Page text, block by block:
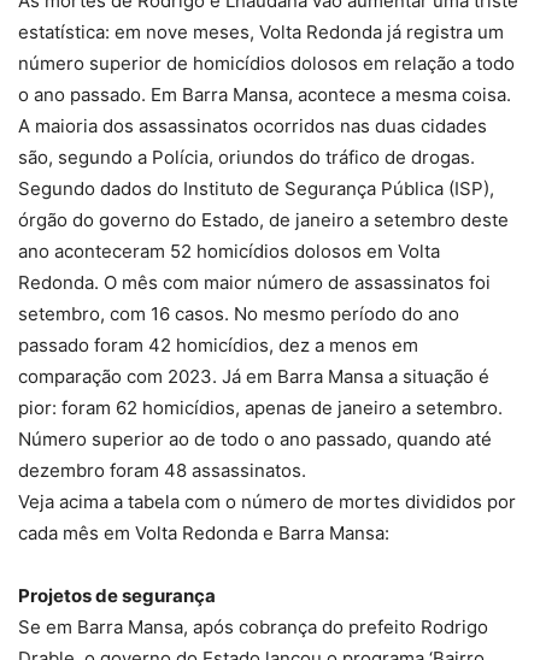
estatística: em nove meses, Volta Redonda já registra um
número superior de homicídios dolosos em relação a todo
o ano passado. Em Barra Mansa, acontece a mesma coisa.
A maioria dos assassinatos ocorridos nas duas cidades
são, segundo a Polícia, oriundos do tráfico de drogas.
Segundo dados do Instituto de Segurança Pública (ISP),
órgão do governo do Estado, de janeiro a setembro deste
ano aconteceram 52 homicídios dolosos em Volta
Redonda. O mês com maior número de assassinatos foi
setembro, com 16 casos. No mesmo período do ano
passado foram 42 homicídios, dez a menos em
comparação com 2023. Já em Barra Mansa a situação é
pior: foram 62 homicídios, apenas de janeiro a setembro.
Número superior ao de todo o ano passado, quando até
dezembro foram 48 assassinatos.
Veja acima a tabela com o número de mortes divididos por
cada mês em Volta Redonda e Barra Mansa:
Projetos de segurança
Se em Barra Mansa, após cobrança do prefeito Rodrigo